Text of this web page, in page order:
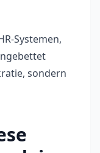
Systemen,
sondern